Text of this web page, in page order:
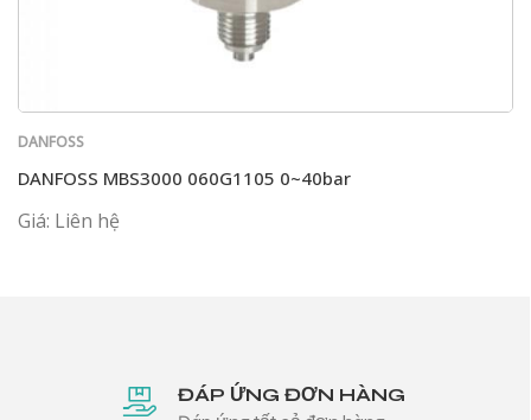
DANFOSS
DANFOSS MBS3000 060G1105 0~40bar
Giá: Liên hệ
ĐÁP ỨNG ĐƠN HÀNG